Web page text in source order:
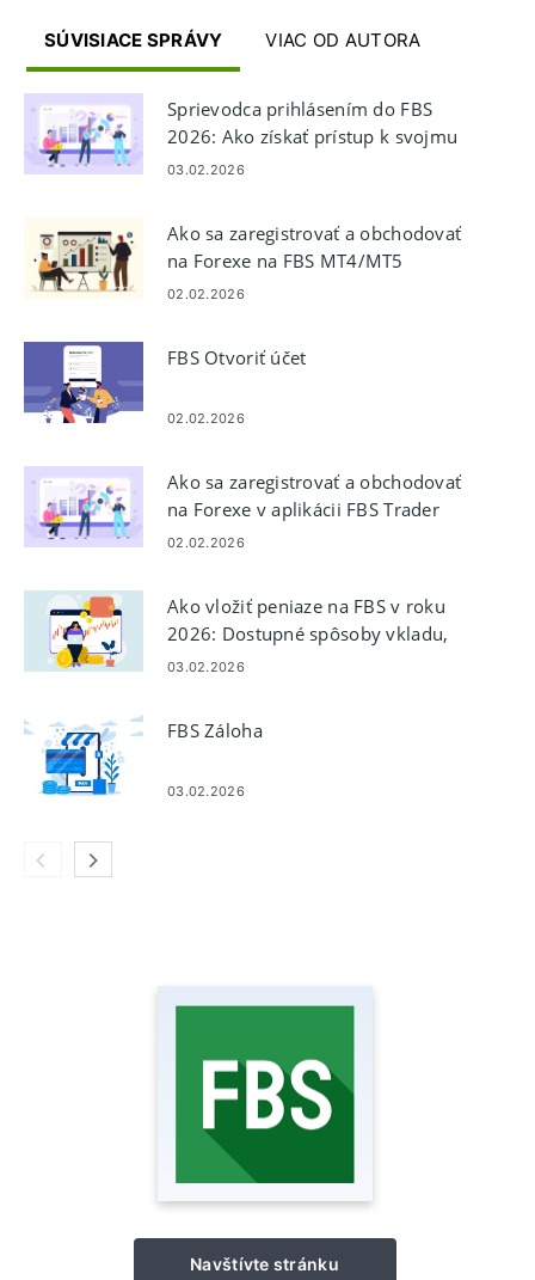
SÚVISIACE SPRÁVY VIAC OD AUTORA
Sprievodca prihlásením do FBS
2026: Ako získať prístup k svojmu
účtu, obnoviť heslo a opraviť
03.02.2026
Ako sa zaregistrovať a obchodovať
na Forexe na FBS MT4/MT5
02.02.2026
FBS Otvoriť účet
02.02.2026
Ako sa zaregistrovať a obchodovať
na Forexe v aplikácii FBS Trader
02.02.2026
Ako vložiť peniaze na FBS v roku
2026: Dostupné spôsoby vkladu,
poplatky, minimálna suma a čas
03.02.2026
FBS Záloha
03.02.2026
Navštívte stránku